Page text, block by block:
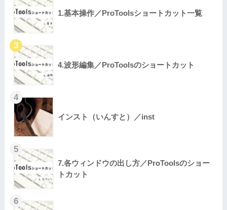
1.基本操作／ProToolsショートカット一覧
4.波形編集／ProToolsのショートカット
インスト（いんすと）／inst
7.各ウィンドウの出し方／ProToolsのショー
トカット